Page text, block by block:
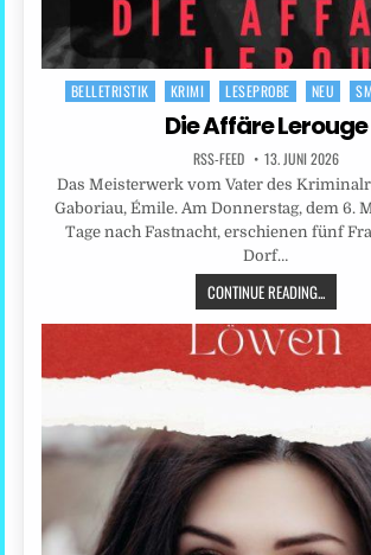
Posted
BELLETRISTIK KRIMI LESEPROBE NEU
Die Affäre Lerouge
RSS-FEED 13. JUNI 2026
Das Meisterwerk vom Vater des
Gaboriau, Émile. Am Donnerstag, dem 6.
Tage nach Fastnacht, erschienen fünf
Dorf…
CONTINUE READING...